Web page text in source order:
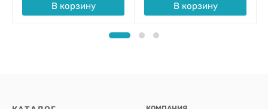
В корзину В корзину